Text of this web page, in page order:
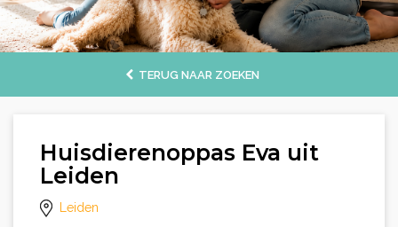
TERUG NAAR ZOEKEN
Huisdierenoppas Eva uit
Leiden
Leiden